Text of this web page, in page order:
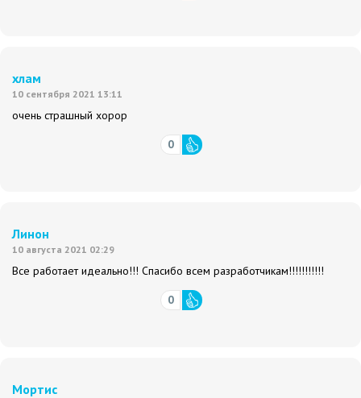
хлам
10 сентября 2021 13:11
очень страшный хорор
0
Линон
10 августа 2021 02:29
Все работает идеально!!! Спасибо всем разработчикам!!!!!!!!!!!
0
Мортис